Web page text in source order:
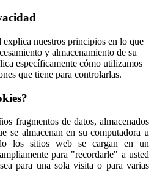
nuestros principios en lo que
y almacenamiento de su
específicamente cómo utilizamos
que tiene para controlarlas.
fragmentos de datos, almacenados
se almacenan en su computadora u
los sitios web se cargan en un
para "recordarle" a usted
para una sola visita o para varias